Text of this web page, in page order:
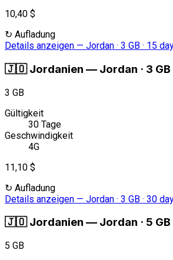
10,40 $
↻ Aufladung
Details anzeigen — Jordan · 3 GB · 15
🇯🇴 Jordanien — Jordan · 3
3 GB
Gültigkeit
30 Tage
Geschwindigkeit
4G
11,10 $
↻ Aufladung
Details anzeigen — Jordan · 3 GB · 30
🇯🇴 Jordanien — Jordan · 5
5 GB